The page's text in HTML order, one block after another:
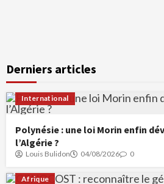
Derniers articles
International
Polynésie : une loi Morin enfin
l’Algérie ?
Louis Bulidon 04/08/2026 0
Afrique